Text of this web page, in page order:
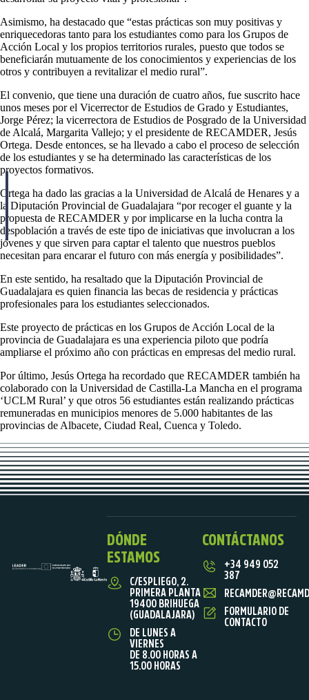
Asimismo, ha destacado que “estas prácticas son muy positivas y
enriquecedoras tanto para los estudiantes como para los Grupos de
Acción Local y los propios territorios rurales, puesto que todos se
beneficiarán mutuamente de los conocimientos y experiencias de los
otros y contribuyen a revitalizar el medio rural”.
El convenio, que tiene una duración de cuatro años, fue suscrito hace
unos meses por el Vicerrector de Estudios de Grado y Estudiantes,
Jorge Pérez; la vicerrectora de Estudios de Posgrado de la Universidad
de Alcalá, Margarita Vallejo; y el presidente de RECAMDER, Jesús
Ortega. Desde entonces, se ha llevado a cabo el proceso de selección
de los estudiantes y se ha determinado las características de los
proyectos formativos.
Ortega ha dado las gracias a la Universidad de Alcalá de Henares y a
la Diputación Provincial de Guadalajara “por recoger el guante y la
propuesta de RECAMDER y por implicarse en la lucha contra la
despoblación a través de este tipo de iniciativas que involucran a los
jóvenes y que sirven para captar el talento que nuestros pueblos
necesitan para encarar el futuro con más energía y posibilidades”.
En este sentido, ha resaltado que la Diputación Provincial de
Guadalajara es quien financia las becas de residencia y prácticas
profesionales para los estudiantes seleccionados.
Este proyecto de prácticas en los Grupos de Acción Local de la
provincia de Guadalajara es una experiencia piloto que podría
ampliarse el próximo año con prácticas en empresas del medio rural.
Por último, Jesús Ortega ha recordado que RECAMDER también ha
colaborado con la Universidad de Castilla-La Mancha en el programa
‘UCLM Rural’ y que otros 56 estudiantes están realizando prácticas
remuneradas en municipios menores de 5.000 habitantes de las
provincias de Albacete, Ciudad Real, Cuenca y Toledo.
DÓNDE
ESTAMOS
C/ESPLIEGO, 2.
PRIMERA PLANTA
19400 BRIHUEGA
(GUADALAJARA)
DE LUNES A
VIERNES
DE 8.00 HORAS A
15.00 HORAS
CONTÁCTANOS
+34 949 052
387
FORMULARIO DE
CONTACTO